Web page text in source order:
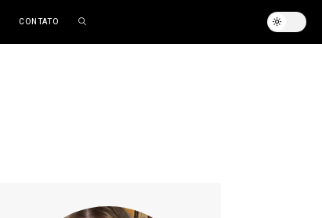
CONTATO